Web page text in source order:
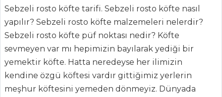
Sebzeli rosto köfte tarifi. Sebzeli rosto köfte nasıl
yapılır? Sebzeli rosto köfte malzemeleri nelerdir?
Sebzeli rosto köfte püf noktası nedir? Köfte
sevmeyen var mı hepimizin bayılarak yediği bir
yemektir köfte. Hatta neredeyse her ilimizin
kendine özgü köftesi vardır gittiğimiz yerlerin
meşhur köftesini yemeden dönmeyiz. Dünyada